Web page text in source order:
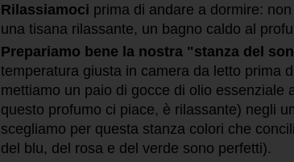
Rilassiamoci prima di andare a dormire:
una tisana rilassante, un bagno caldo al
Prepariamo bene la nostra "stanza del
temperatura giusta in camera da letto prima
mettiamo un paio di gocce di olio essenziale
questo profumo ci piace, è rilassante) negli
scegliamo per questa stanza colori che
del blu, del rosa e del verde sono perfetti).